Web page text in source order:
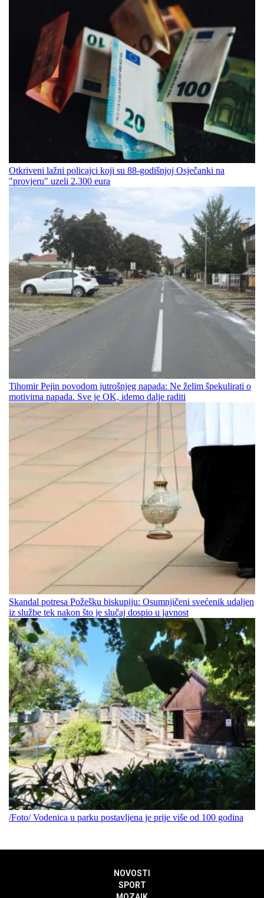
Otkriveni lažni policajci koji su 88-godišnjoj Osječanki na
"provjeru" uzeli 2.300 eura
Tihomir Pejin povodom jutrošnjeg napada: Ne želim špekulirati o
motivima napada. Sve je OK, idemo dalje raditi
Skandal potresa Požešku biskupiju: Osumnjičeni svećenik udaljen
iz službe tek nakon što je slučaj dospio u javnost
/Foto/ Vodenica u parku postavljena je prije više od 100 godina
NOVOSTI
SPORT